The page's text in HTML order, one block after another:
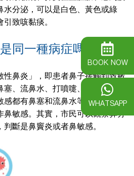
水分泌，可以是白色、黃色或綠
致咳黏痰。
同一種病症嗎？
性鼻炎」，即患者鼻子接觸到致敏
、流鼻水、打噴嚏、鼻水倒流等
感都有鼻塞和流鼻水等症狀，所以
鼻敏感。其實，市民可以觀察鼻分
斷是鼻竇炎或者鼻敏感。
BOOK NOW
WHATSAPP